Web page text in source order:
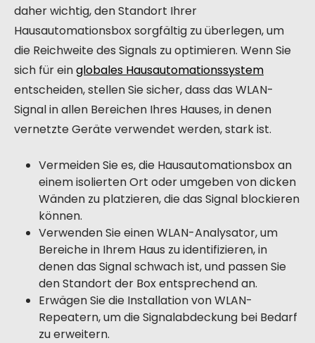
daher wichtig, den Standort Ihrer
Hausautomationsbox sorgfältig zu überlegen, um
die Reichweite des Signals zu optimieren. Wenn Sie
sich für einglobales Hausautomationssystem
entscheiden, stellen Sie sicher, dass das WLAN-
Signal in allen Bereichen Ihres Hauses, in denen
vernetzte Geräte verwendet werden, stark ist.
Vermeiden Sie es, die Hausautomationsbox an
einem isolierten Ort oder umgeben von dicken
Wänden zu platzieren, die das Signal blockieren
können.
Verwenden Sie einen WLAN-Analysator, um
Bereiche in Ihrem Haus zu identifizieren, in
denen das Signal schwach ist, und passen Sie
den Standort der Box entsprechend an.
Erwägen Sie die Installation von WLAN-
Repeatern, um die Signalabdeckung bei Bedarf
zu erweitern.